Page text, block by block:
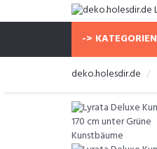
-> KATEGORIEN
deko.holesdir.de